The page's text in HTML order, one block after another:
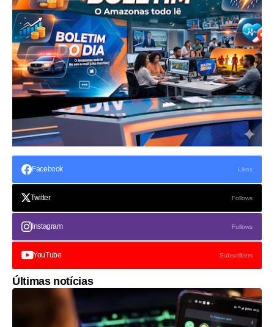
Facebook Likes
Twitter Follows
Instagram Follows
YouTube Subscribers
Últimas notícias